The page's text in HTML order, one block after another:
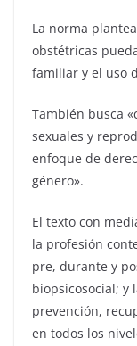
La norma
obstétricas
familiar y el uso
También busca
sexuales y
enfoque de
género».
El texto con
la profesión
pre, durante y
biopsicosocial; y
prevención,
en todos los